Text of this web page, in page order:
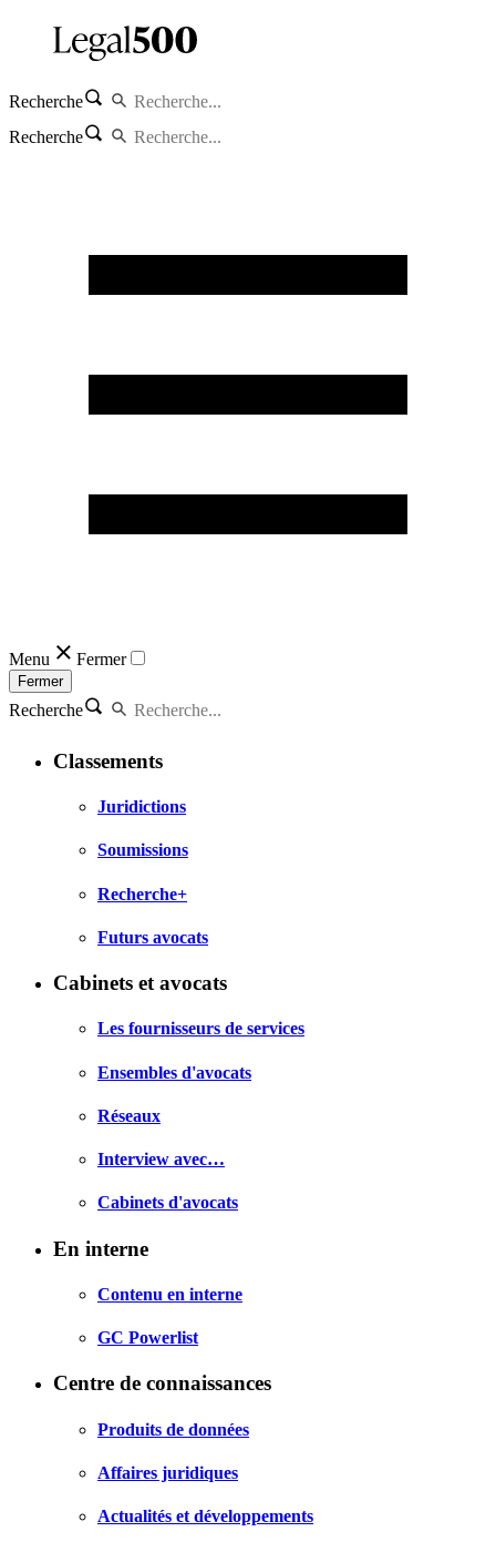
Recherche
Recherche
Menu Fermer
Fermer
Recherche
Classements
Juridictions
Soumissions
Recherche+
Futurs avocats
Cabinets et avocats
Les fournisseurs de services
Ensembles d'avocats
Réseaux
Interview avec…
Cabinets d'avocats
En interne
Contenu en interne
GC Powerlist
Centre de connaissances
Produits de données
Affaires juridiques
Actualités et développements